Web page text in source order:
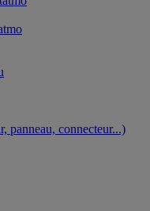
panneau, connecteur...)